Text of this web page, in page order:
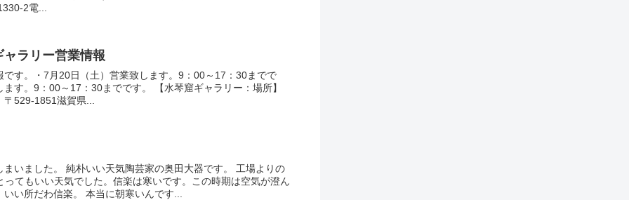
2電...
ラリー営業情報
す。・7月20日（土）営業致します。9：00～17：30までで
す。9：00～17：30までです。 【水琴窟ギャラリー：場所】
529-1851滋賀県...
いました。 純朴いい天気陶芸家の奥田大器です。 工場よりの
てもいい天気でした。信楽は寒いです。この時期は空気が澄ん
い所だわ信楽。 本当に朝寒いんです...